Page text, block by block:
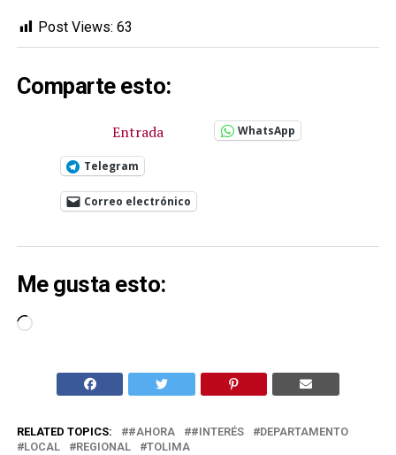
Post Views: 63
Comparte esto:
Entrada WhatsApp
Telegram
Correo electrónico
Me gusta esto:
Cargando...
RELATED TOPICS: #AHORA #INTERÉS
DEPARTAMENTO
LOCAL
REGIONAL TOLIMA